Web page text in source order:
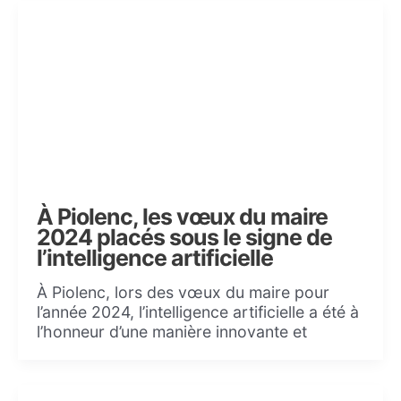
À Piolenc, les vœux du maire
2024 placés sous le signe de
l’intelligence artificielle
À Piolenc, lors des vœux du maire pour
l’année 2024, l’intelligence artificielle a été à
l’honneur d’une manière innovante et